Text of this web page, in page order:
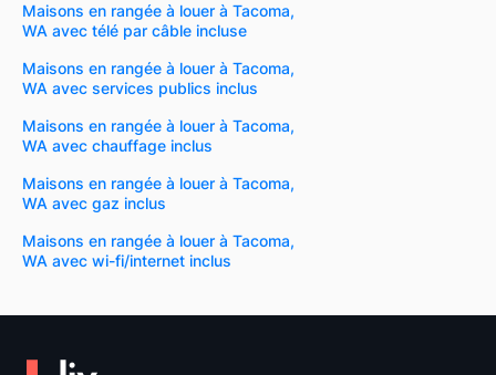
Maisons en rangée à louer à Tacoma,
WA avec télé par câble incluse
Maisons en rangée à louer à Tacoma,
WA avec services publics inclus
Maisons en rangée à louer à Tacoma,
WA avec chauffage inclus
Maisons en rangée à louer à Tacoma,
WA avec gaz inclus
Maisons en rangée à louer à Tacoma,
WA avec wi-fi/internet inclus